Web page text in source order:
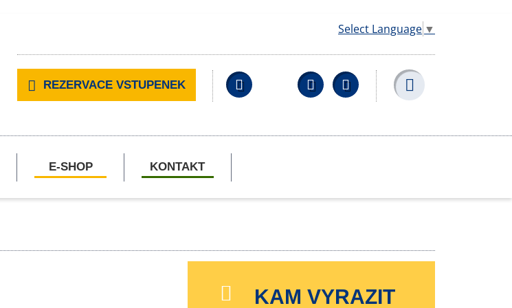
Select Language ▼
REZERVACE VSTUPENEK Facebook YouTubeWikipedia
E-SHOP KONTAKT
KAM VYRAZIT